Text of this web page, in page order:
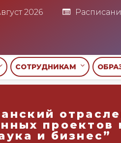
2026
СОТРУДНИКАМ
проектов
и бизнес”